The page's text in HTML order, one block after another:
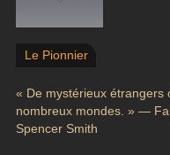
Le Pionnier
« De mystérieux étrangers
nombreux mondes. » —
Spencer Smith